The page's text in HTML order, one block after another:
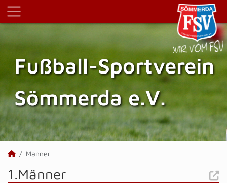
Fußball-Sportverein
Sömmerda e.V.
Männer
1.Männer